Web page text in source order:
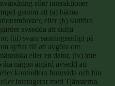
eller interaktioner
genom att (a) härma
eller (b) slutföra
avsedda att skilja
(iii) svara sanningsenligt på
syftar till att avgöra om
eller en dator, (iv) inte
någon åtgärd avsedd att
kontrollera huruvida och hur
interagerar med Tjänsterna.